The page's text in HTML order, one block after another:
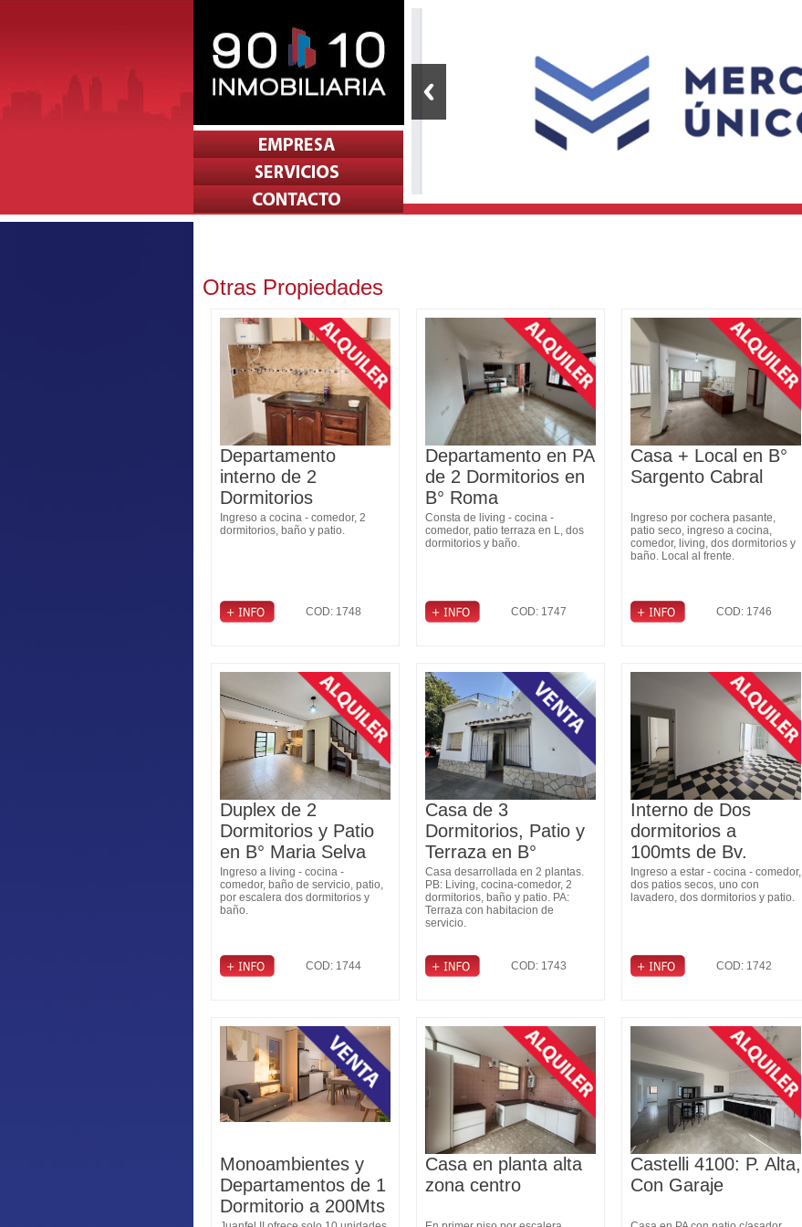
Otras Propiedades
Departamento
interno de 2
Dormitorios
Ingreso a cocina - comedor, 2
dormitorios, baño y patio.
COD: 1748
Departamento en PA
de 2 Dormitorios en
B° Roma
Consta de living - cocina -
comedor, patio terraza en L, dos
dormitorios y baño.
COD: 1747
Casa + Local en B°
Sargento Cabral
Ingreso por cochera pasante,
patio seco, ingreso a cocina,
comedor, living, dos dormitorios y
baño. Local al frente.
COD: 1746
Duplex de 2
Dormitorios y Patio
en B° Maria Selva
Ingreso a living - cocina -
comedor, baño de servicio, patio,
por escalera dos dormitorios y
baño.
COD: 1744
Casa de 3
Dormitorios, Patio y
Terraza en B°
Fomento 9 de Julio
Casa desarrollada en 2 plantas.
PB: Living, cocina-comedor, 2
dormitorios, baño y patio. PA:
Terraza con habitacion de
servicio.
COD: 1743
Interno de Dos
dormitorios a
100mts de Bv.
Pellegrini
Ingreso a estar - cocina - comedor,
dos patios secos, uno con
lavadero, dos dormitorios y patio.
COD: 1742
Monoambientes y
Departamentos de 1
Dormitorio a 200Mts
Casa en planta alta
zona centro
Castelli 4100: P. Alta,
Con Garaje